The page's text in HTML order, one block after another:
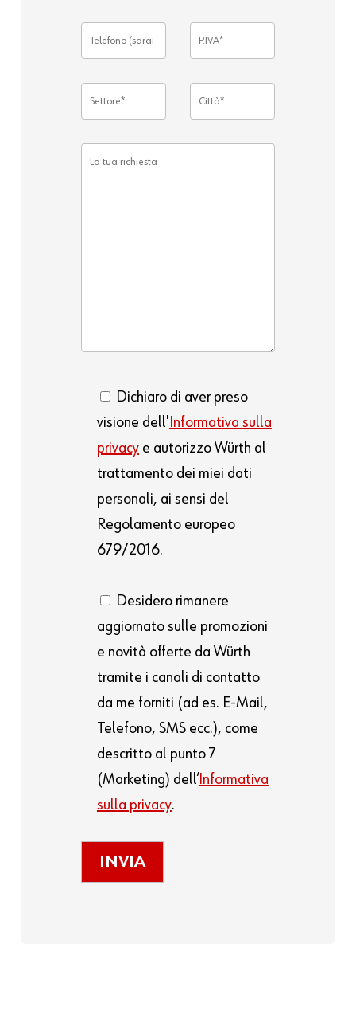
Dichiaro di aver preso
visione dell' Informativa sulla
privacye autorizzo Würth al
trattamento dei miei dati
personali, ai sensi del
Regolamento europeo
679/2016.
Desidero rimanere
aggiornato sulle promozioni
e novità offerte da Würth
tramite i canali di contatto
da me forniti (ad es. E-Mail,
Telefono, SMS ecc.), come
descritto al punto 7
(Marketing) dell’Informativa
sulla privacy.